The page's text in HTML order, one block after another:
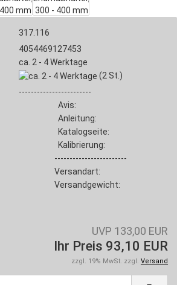
317.116
4054469127453
ca. 2 - 4 Werktage
(2 St.)
------------------------
Avis:
Anleitung:
Katalogseite:
Kalibrierung:
------------------------
Versandart:
Versandgewicht:
UVP 133,00 EUR
Ihr Preis 93,10 EUR
zzgl. 19% MwSt. zzgl. Versand